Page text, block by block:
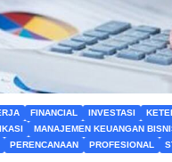
FINANCIAL INVESTASI
MANAJEMEN KEUANGAN
PERENCANAAN PROFESIONAL